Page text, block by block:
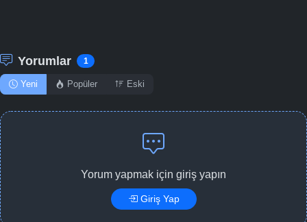
Yorumlar 1
Yeni Popüler Eski
Yorum yapmak için giriş yapın
Giriş Yap